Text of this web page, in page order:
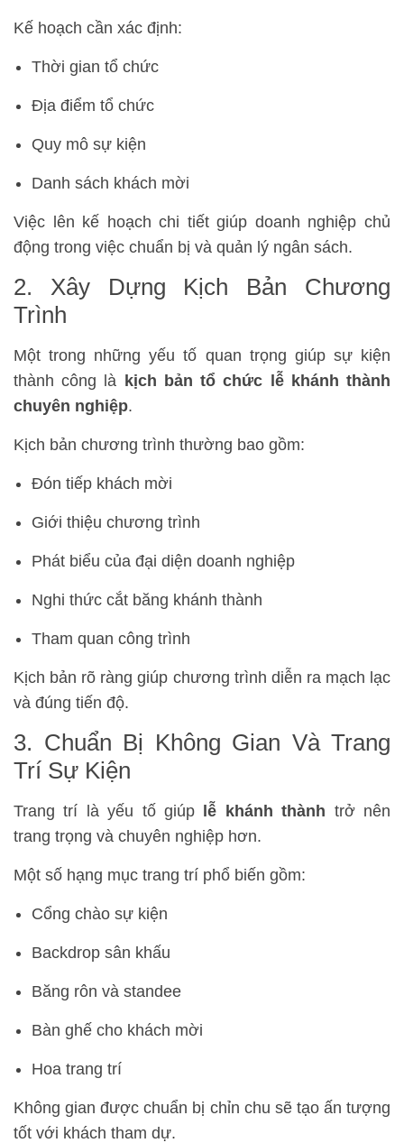
Kế hoạch cần xác định:
Thời gian tổ chức
Địa điểm tổ chức
Quy mô sự kiện
Danh sách khách mời
Việc lên kế hoạch chi tiết giúp doanh nghiệp chủ
động trong việc chuẩn bị và quản lý ngân sách.
2. Xây Dựng Kịch Bản Chương
Trình
Một trong những yếu tố quan trọng giúp sự kiện
thành công là kịch bản tổ chức lễ khánh thành
chuyên nghiệp.
Kịch bản chương trình thường bao gồm:
Đón tiếp khách mời
Giới thiệu chương trình
Phát biểu của đại diện doanh nghiệp
Nghi thức cắt băng khánh thành
Tham quan công trình
Kịch bản rõ ràng giúp chương trình diễn ra mạch lạc
và đúng tiến độ.
3. Chuẩn Bị Không Gian Và Trang
Trí Sự Kiện
Trang trí là yếu tố giúp lễ khánh thành trở nên
trang trọng và chuyên nghiệp hơn.
Một số hạng mục trang trí phổ biến gồm:
Cổng chào sự kiện
Backdrop sân khấu
Băng rôn và standee
Bàn ghế cho khách mời
Hoa trang trí
Không gian được chuẩn bị chỉn chu sẽ tạo ấn tượng
tốt với khách tham dự.